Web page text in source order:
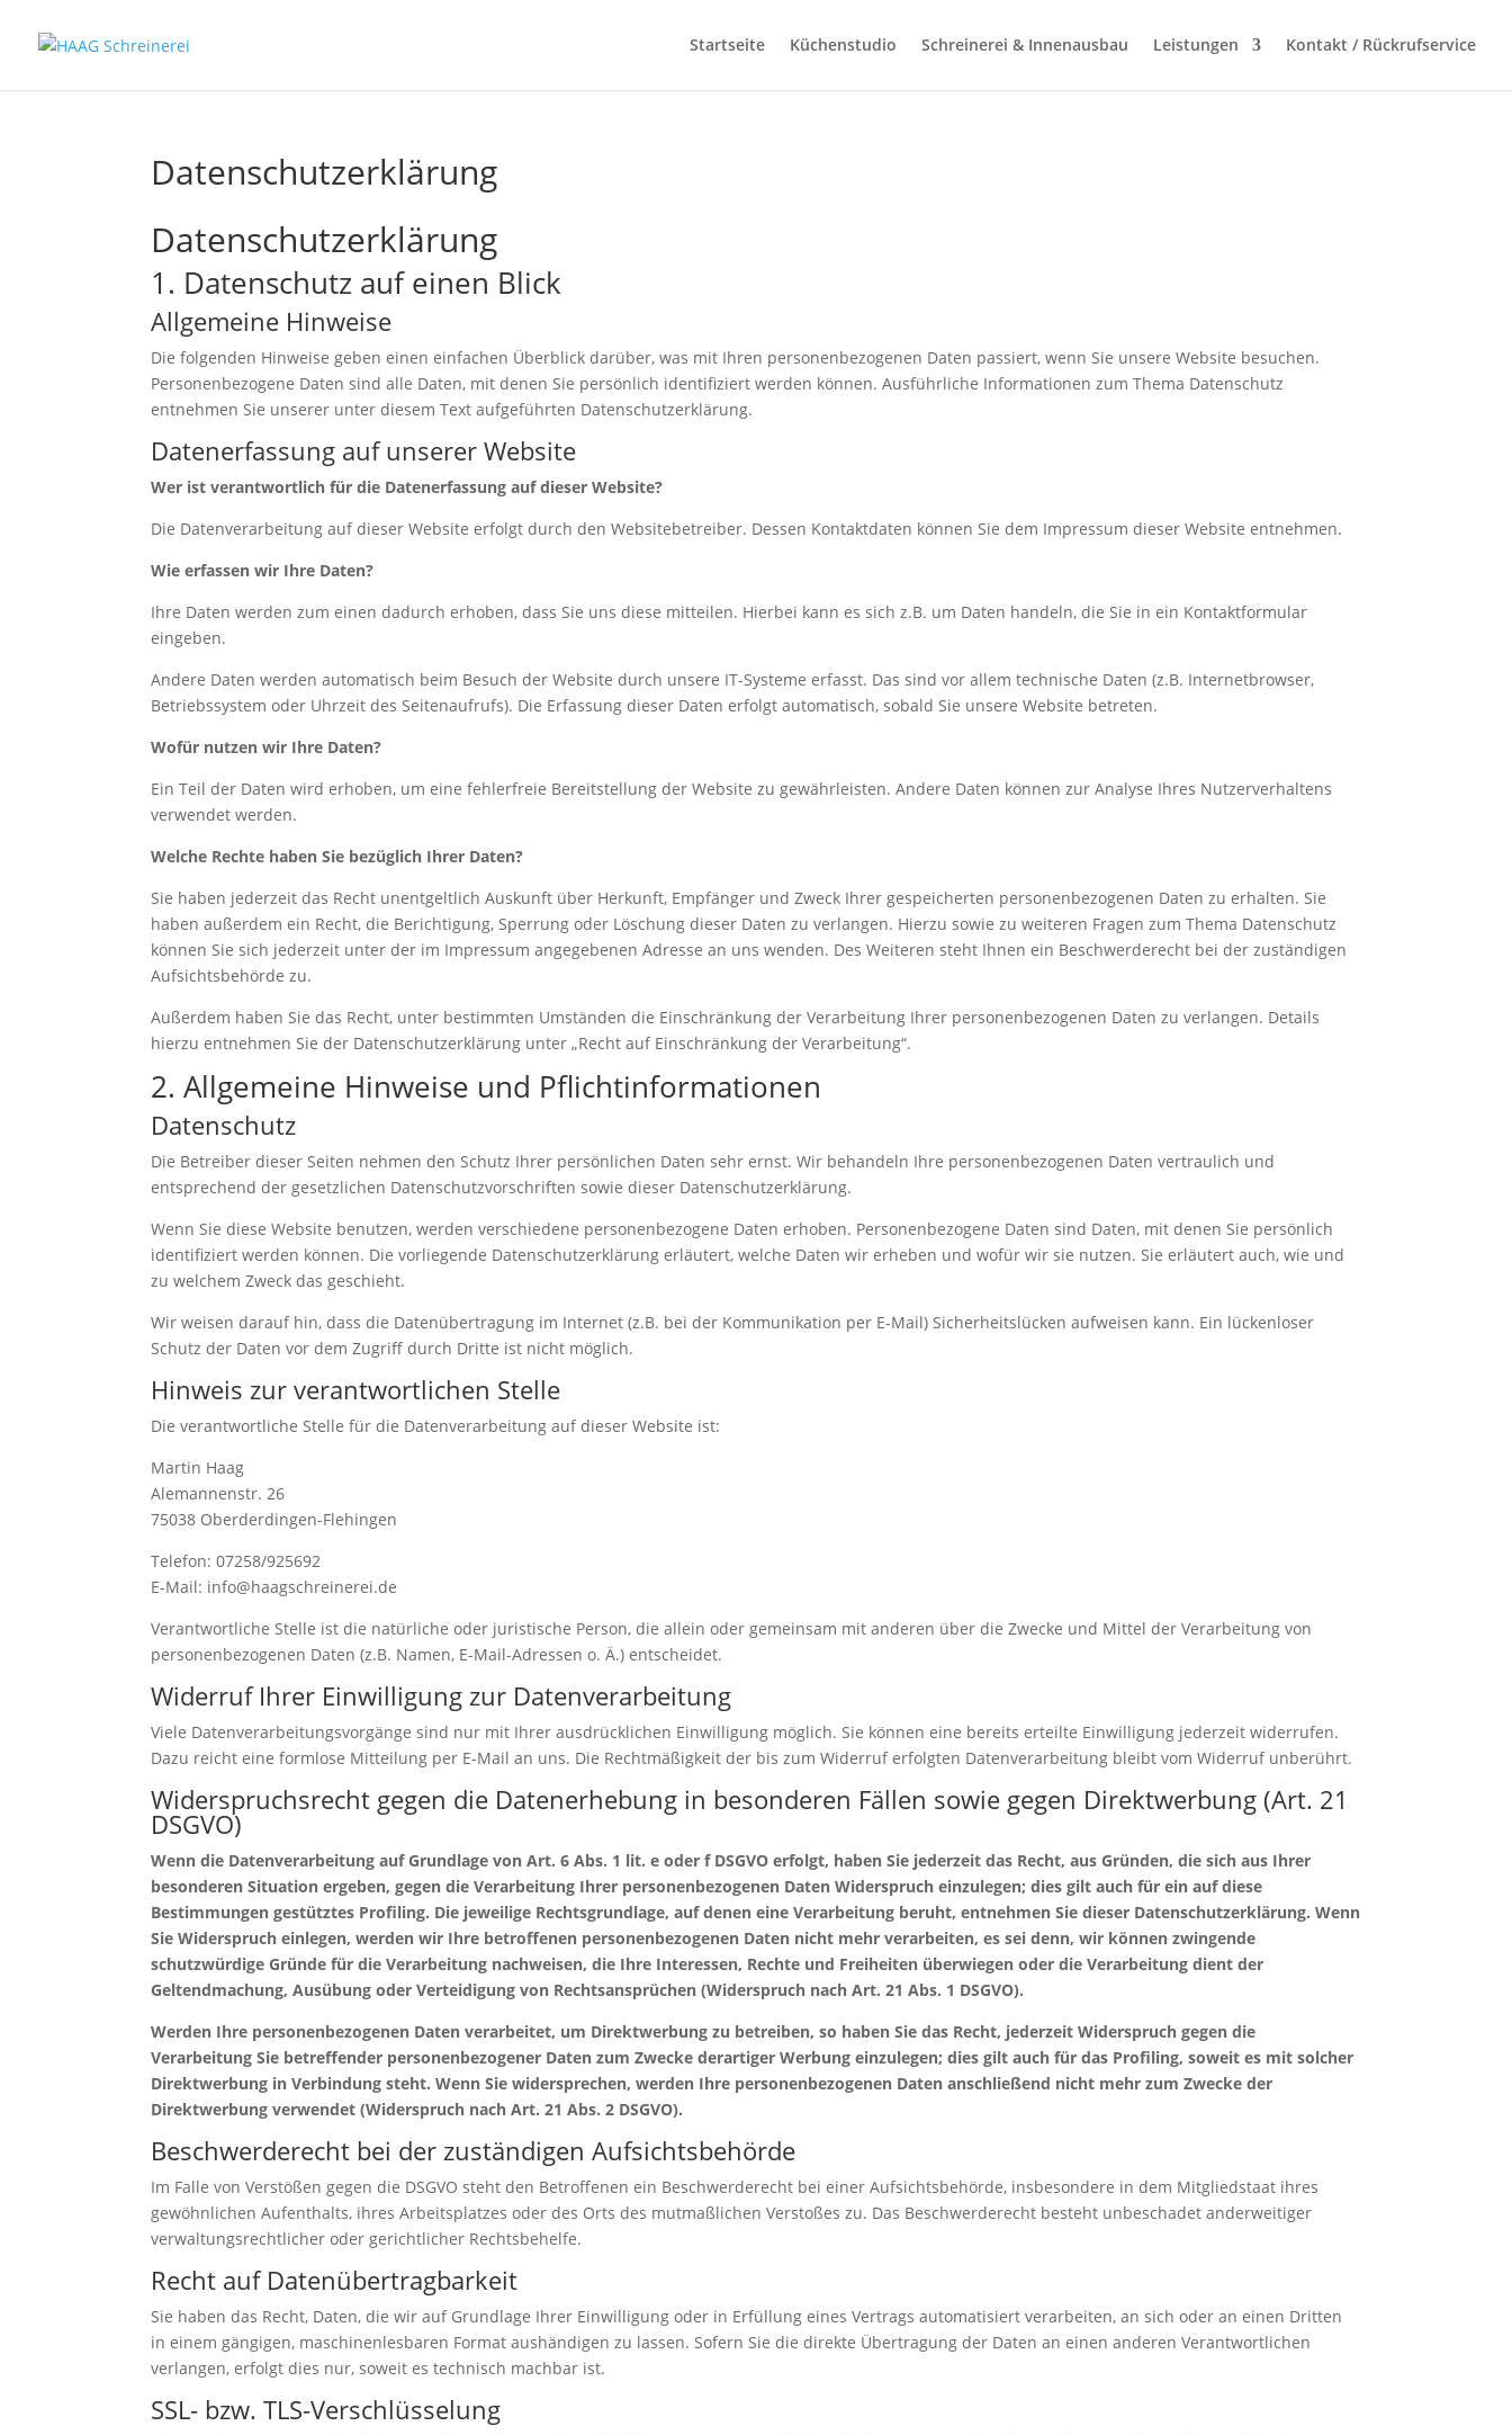
Startseite Küchenstudio Schreinerei & Innenausbau Leistungen Kontakt / Rückrufservice
Datenschutzerklärung
Datenschutzerklärung
1. Datenschutz auf einen Blick
Allgemeine Hinweise
Die folgenden Hinweise geben einen einfachen Überblick darüber, was mit Ihren personenbezogenen Daten passiert, wenn Sie unsere Website besuchen.
Personenbezogene Daten sind alle Daten, mit denen Sie persönlich identifiziert werden können. Ausführliche Informationen zum Thema Datenschutz
entnehmen Sie unserer unter diesem Text aufgeführten Datenschutzerklärung.
Datenerfassung auf unserer Website
Wer ist verantwortlich für die Datenerfassung auf dieser Website?
Die Datenverarbeitung auf dieser Website erfolgt durch den Websitebetreiber. Dessen Kontaktdaten können Sie dem Impressum dieser Website entnehmen.
Wie erfassen wir Ihre Daten?
Ihre Daten werden zum einen dadurch erhoben, dass Sie uns diese mitteilen. Hierbei kann es sich z.B. um Daten handeln, die Sie in ein Kontaktformular
eingeben.
Andere Daten werden automatisch beim Besuch der Website durch unsere IT-Systeme erfasst. Das sind vor allem technische Daten (z.B. Internetbrowser,
Betriebssystem oder Uhrzeit des Seitenaufrufs). Die Erfassung dieser Daten erfolgt automatisch, sobald Sie unsere Website betreten.
Wofür nutzen wir Ihre Daten?
Ein Teil der Daten wird erhoben, um eine fehlerfreie Bereitstellung der Website zu gewährleisten. Andere Daten können zur Analyse Ihres Nutzerverhaltens
verwendet werden.
Welche Rechte haben Sie bezüglich Ihrer Daten?
Sie haben jederzeit das Recht unentgeltlich Auskunft über Herkunft, Empfänger und Zweck Ihrer gespeicherten personenbezogenen Daten zu erhalten. Sie
haben außerdem ein Recht, die Berichtigung, Sperrung oder Löschung dieser Daten zu verlangen. Hierzu sowie zu weiteren Fragen zum Thema Datenschutz
können Sie sich jederzeit unter der im Impressum angegebenen Adresse an uns wenden. Des Weiteren steht Ihnen ein Beschwerderecht bei der zuständigen
Aufsichtsbehörde zu.
Außerdem haben Sie das Recht, unter bestimmten Umständen die Einschränkung der Verarbeitung Ihrer personenbezogenen Daten zu verlangen. Details
hierzu entnehmen Sie der Datenschutzerklärung unter „Recht auf Einschränkung der Verarbeitung“.
2. Allgemeine Hinweise und Pflichtinformationen
Datenschutz
Die Betreiber dieser Seiten nehmen den Schutz Ihrer persönlichen Daten sehr ernst. Wir behandeln Ihre personenbezogenen Daten vertraulich und
entsprechend der gesetzlichen Datenschutzvorschriften sowie dieser Datenschutzerklärung.
Wenn Sie diese Website benutzen, werden verschiedene personenbezogene Daten erhoben. Personenbezogene Daten sind Daten, mit denen Sie persönlich
identifiziert werden können. Die vorliegende Datenschutzerklärung erläutert, welche Daten wir erheben und wofür wir sie nutzen. Sie erläutert auch, wie und
zu welchem Zweck das geschieht.
Wir weisen darauf hin, dass die Datenübertragung im Internet (z.B. bei der Kommunikation per E-Mail) Sicherheitslücken aufweisen kann. Ein lückenloser
Schutz der Daten vor dem Zugriff durch Dritte ist nicht möglich.
Hinweis zur verantwortlichen Stelle
Die verantwortliche Stelle für die Datenverarbeitung auf dieser Website ist:
Martin Haag
Alemannenstr. 26
75038 Oberderdingen-Flehingen
Telefon: 07258/925692
E-Mail: info@haagschreinerei.de
Verantwortliche Stelle ist die natürliche oder juristische Person, die allein oder gemeinsam mit anderen über die Zwecke und Mittel der Verarbeitung von
personenbezogenen Daten (z.B. Namen, E-Mail-Adressen o. Ä.) entscheidet.
Widerruf Ihrer Einwilligung zur Datenverarbeitung
Viele Datenverarbeitungsvorgänge sind nur mit Ihrer ausdrücklichen Einwilligung möglich. Sie können eine bereits erteilte Einwilligung jederzeit widerrufen.
Dazu reicht eine formlose Mitteilung per E-Mail an uns. Die Rechtmäßigkeit der bis zum Widerruf erfolgten Datenverarbeitung bleibt vom Widerruf unberührt.
Widerspruchsrecht gegen die Datenerhebung in besonderen Fällen sowie gegen Direktwerbung (Art. 21
DSGVO)
Wenn die Datenverarbeitung auf Grundlage von Art. 6 Abs. 1 lit. e oder f DSGVO erfolgt, haben Sie jederzeit das Recht, aus Gründen, die sich aus Ihrer
besonderen Situation ergeben, gegen die Verarbeitung Ihrer personenbezogenen Daten Widerspruch einzulegen; dies gilt auch für ein auf diese
Bestimmungen gestütztes Profiling. Die jeweilige Rechtsgrundlage, auf denen eine Verarbeitung beruht, entnehmen Sie dieser Datenschutzerklärung. Wenn
Sie Widerspruch einlegen, werden wir Ihre betroffenen personenbezogenen Daten nicht mehr verarbeiten, es sei denn, wir können zwingende
schutzwürdige Gründe für die Verarbeitung nachweisen, die Ihre Interessen, Rechte und Freiheiten überwiegen oder die Verarbeitung dient der
Geltendmachung, Ausübung oder Verteidigung von Rechtsansprüchen (Widerspruch nach Art. 21 Abs. 1 DSGVO).
Werden Ihre personenbezogenen Daten verarbeitet, um Direktwerbung zu betreiben, so haben Sie das Recht, jederzeit Widerspruch gegen die
Verarbeitung Sie betreffender personenbezogener Daten zum Zwecke derartiger Werbung einzulegen; dies gilt auch für das Profiling, soweit es mit solcher
Direktwerbung in Verbindung steht. Wenn Sie widersprechen, werden Ihre personenbezogenen Daten anschließend nicht mehr zum Zwecke der
Direktwerbung verwendet (Widerspruch nach Art. 21 Abs. 2 DSGVO).
Beschwerderecht bei der zuständigen Aufsichtsbehörde
Im Falle von Verstößen gegen die DSGVO steht den Betroffenen ein Beschwerderecht bei einer Aufsichtsbehörde, insbesondere in dem Mitgliedstaat ihres
gewöhnlichen Aufenthalts, ihres Arbeitsplatzes oder des Orts des mutmaßlichen Verstoßes zu. Das Beschwerderecht besteht unbeschadet anderweitiger
verwaltungsrechtlicher oder gerichtlicher Rechtsbehelfe.
Recht auf Datenübertragbarkeit
Sie haben das Recht, Daten, die wir auf Grundlage Ihrer Einwilligung oder in Erfüllung eines Vertrags automatisiert verarbeiten, an sich oder an einen Dritten
in einem gängigen, maschinenlesbaren Format aushändigen zu lassen. Sofern Sie die direkte Übertragung der Daten an einen anderen Verantwortlichen
verlangen, erfolgt dies nur, soweit es technisch machbar ist.
SSL- bzw. TLS-Verschlüsselung